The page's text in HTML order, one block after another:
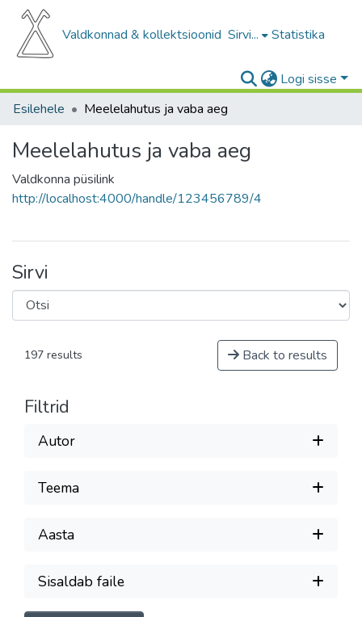
Valdkonnad & kollektsioonid Sirvi... Statistika
Logi sisse
Esilehele
Meelelahutus ja vaba aeg
Meelelahutus ja vaba aeg
Valdkonna püsilink
http://localhost:4000/handle/123456789/4
Sirvi
197 results Back to results
Filtrid
Autor
Teema
Aasta
Sisaldab faile